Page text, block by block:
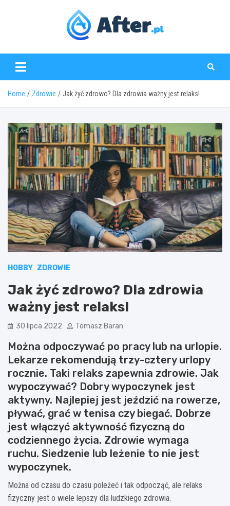
www.after.pl
Home Zdrowie Jak żyć zdrowo? Dla zdrowia ważny jest relaks!
HOBBY ZDROWIE
Jak żyć zdrowo? Dla zdrowia
ważny jest relaks!
30 lipca 2022 Tomasz Baran
Można odpoczywać po pracy lub na urlopie.
Lekarze rekomendują trzy-cztery urlopy
rocznie. Taki relaks zapewnia zdrowie. Jak
wypoczywać? Dobry wypoczynek jest
aktywny. Najlepiej jest jeździć na rowerze,
pływać, grać w tenisa czy biegać. Dobrze
jest włączyć aktywność fizyczną do
codziennego życia. Zdrowie wymaga
ruchu. Siedzenie lub leżenie to nie jest
wypoczynek.
Można od czasu do czasu poleżeć i tak odpocząć, ale relaks
fizyczny jest o wiele lepszy dla ludzkiego zdrowia.